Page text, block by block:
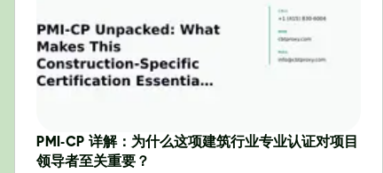
PMI-CP 详解：为什么这项建筑行业专业认证对项目
领导者至关重要？